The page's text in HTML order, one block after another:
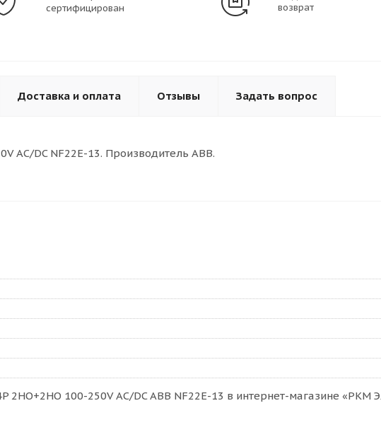
сертифицирован
возврат
Доставка и оплата Отзывы Задать вопрос
AC/DC NF22E-13. Производитель АВВ.
2НО+2НО 100-250V AC/DC ABB NF22E-13 в интернет-магазине «РКМ